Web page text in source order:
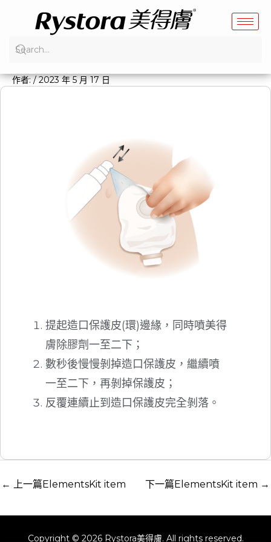
容
作者:/2023 年 5 月 17 日
提起造口保護皮(環)邊緣，同時噴美得
膚除膠劑一至二下；
數秒後慢慢剝掉造口保護皮，繼續噴
一至二下，再剝掉保護皮；
反覆連續止到造口保護皮完全剝落。
← 上一篇ElementsKit item 下一篇ElementsKit item →
Copyright © 2026 Rystora美得膚. All rights reserved.